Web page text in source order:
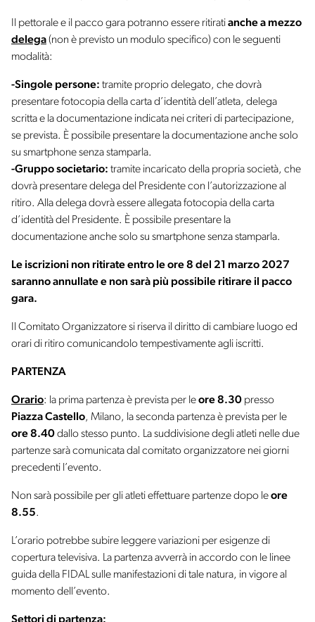
Il pettorale e il pacco gara potranno essere ritiratianche a mezzo
delega(non è previsto un modulo specifico) con le seguenti
modalità:
-Singole persone: tramite proprio delegato, che dovrà
presentare fotocopia della carta d’identità dell’atleta, delega
scritta e la documentazione indicata nei criteri di partecipazione,
se prevista. È possibile presentare la documentazione anche solo
su smartphone senza stamparla.
-Gruppo societario: tramite incaricato della propria società, che
dovrà presentare delega del Presidente con l’autorizzazione al
ritiro. Alla delega dovrà essere allegata fotocopia della carta
d’identità del Presidente. È possibile presentare la
documentazione anche solo su smartphone senza stamparla.
Le iscrizioni non ritirate entro le ore 8 del 21 marzo 2027
saranno annullate e non sarà più possibile ritirare il pacco
gara.
Il Comitato Organizzatore si riserva il diritto di cambiare luogo ed
orari di ritiro comunicandolo tempestivamente agli iscritti.
PARTENZA
Orario: la prima partenza è prevista per leore8.30 presso
Piazza Castello, Milano, la seconda partenza è prevista per le
ore 8.40dallo stesso punto. La suddivisione degli atleti nelle due
partenze sarà comunicata dal comitato organizzatore nei giorni
precedenti l’evento.
Non sarà possibile per gli atleti effettuare partenze dopo leore
8.55.
L’orario potrebbe subire leggere variazioni per esigenze di
copertura televisiva. La partenza avverrà in accordo con le linee
guida della FIDAL sulle manifestazioni di tale natura, in vigore al
momento dell’evento.